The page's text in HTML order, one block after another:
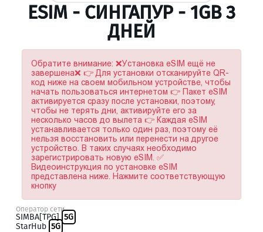
ESIM - СИНГАПУР - 1GB 3
ДНЕЙ
Обратите внимание: ❌Установка eSIM ещё не
завершена❌ 👉 Для установки отсканируйте QR-
код ниже на своем мобильном устройстве, чтобы
начать пользоваться интернетом 👉 Пакет eSIM
активируется сразу после установки, поэтому,
чтобы не терять дни, активируйте его за
несколько часов до вылета 👉 Каждая eSIM
устанавливается только один раз, поэтому её
нельзя восстановить или перенести на другое
устройство. В таких случаях необходимо
зарегистрировать новую eSIM. ✅
Видеоинструкция по установке eSIM
представлена ниже. Нажмите соответствующую
кнопку
Оператор сети
SIMBA[TPG] 5G
StarHub 5G